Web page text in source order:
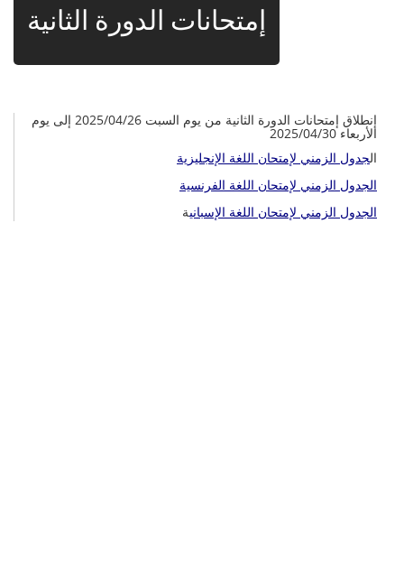
إمتحانات الدورة الثانية
إنطلاق إمتحانات الدورة الثانية من يوم السبت 2025/04/26 إلى يوم
الأربعاء 2025/04/30
الجدول الزمني لإمتحان اللغة الإنجليزية
الجدول الزمني لإمتحان اللغة الفرنسية
الجدول الزمني لإمتحان اللغة الإسبانية